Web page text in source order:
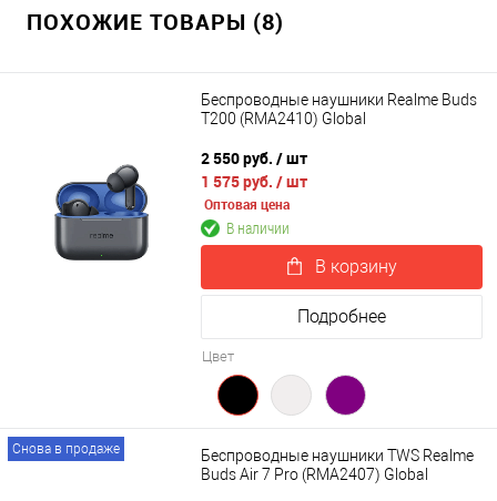
ПОХОЖИЕ ТОВАРЫ (8)
Беспроводные наушники Realme Buds
T200 (RMA2410) Global
2 550 руб. / шт
1 575 руб. / шт
Оптовая цена
В наличии
В корзину
Подробнее
Цвет
Снова в продаже
Беспроводные наушники TWS Realme
Buds Air 7 Pro (RMA2407) Global